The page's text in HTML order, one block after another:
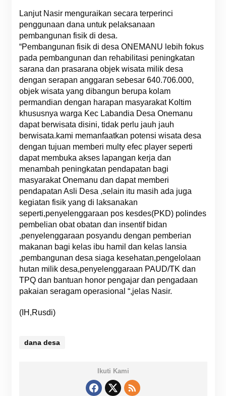
Lanjut Nasir menguraikan secara terperinci
penggunaan dana untuk pelaksanaan
pembangunan fisik di desa.
“Pembangunan fisik di desa ONEMANU lebih fokus
pada pembangunan dan rehabilitasi peningkatan
sarana dan prasarana objek wisata milik desa
dengan serapan anggaran sebesar 640.706.000,
objek wisata yang dibangun berupa kolam
permandian dengan harapan masyarakat Koltim
khususnya warga Kec Labandia Desa Onemanu
dapat berwisata disini, tidak perlu jauh jauh
berwisata.kami memanfaatkan potensi wisata desa
dengan tujuan memberi multy efec player seperti
dapat membuka akses lapangan kerja dan
menambah peningkatan pendapatan bagi
masyarakat Onemanu dan dapat memberi
pendapatan Asli Desa ,selain itu masih ada juga
kegiatan fisik yang di laksanakan
seperti,penyelenggaraan pos kesdes(PKD) polindes
pembelian obat obatan dan insentif bidan
,penyelenggaraan posyandu dengan pemberian
makanan bagi kelas ibu hamil dan kelas lansia
,pembangunan desa siaga kesehatan,pengelolaan
hutan milik desa,penyelenggaraan PAUD/TK dan
TPQ dan bantuan honor pengajar dan pengadaan
pakaian seragam operasional “,jelas Nasir.
(IH,Rusdi)
dana desa
Ikuti Kami